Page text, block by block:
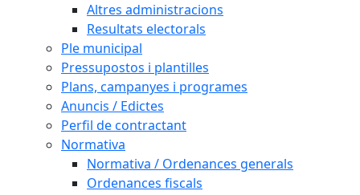
Altres administracions
Resultats electorals
Ple municipal
Pressupostos i plantilles
Plans, campanyes i programes
Anuncis / Edictes
Perfil de contractant
Normativa
Normativa / Ordenances generals
Ordenances fiscals